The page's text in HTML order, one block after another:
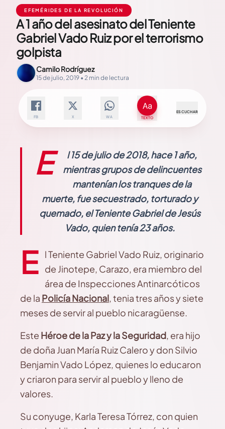
EFEMÉRIDES DE LA REVOLUCIÓN
A 1 año del asesinato del Teniente
Gabriel Vado Ruiz por el terrorismo
golpista
Camilo Rodríguez
15 de julio, 2019 • 2 min de lectura
FB X WA TEXTO
ESCUCHAR
E
l 15 de julio de 2018, hace 1 año,
mientras grupos de delincuentes
mantenían los tranques de la
muerte, fue secuestrado, torturado y
quemado, el Teniente Gabriel de Jesús
Vado, quien tenía 23 años.
E l Teniente Gabriel Vado Ruiz, originario
de Jinotepe, Carazo, era miembro del
área de Inspecciones Antinarcóticos
de la Policía Nacional, tenia tres años y siete
meses de servir al pueblo nicaragüense.
Este Héroe de la Paz y la Seguridad, era hijo
de doña Juan María Ruiz Calero y don Silvio
Benjamin Vado López, quienes lo educaron
y criaron para servir al pueblo y lleno de
valores.
Su conyuge, Karla Teresa Tórrez, con quien